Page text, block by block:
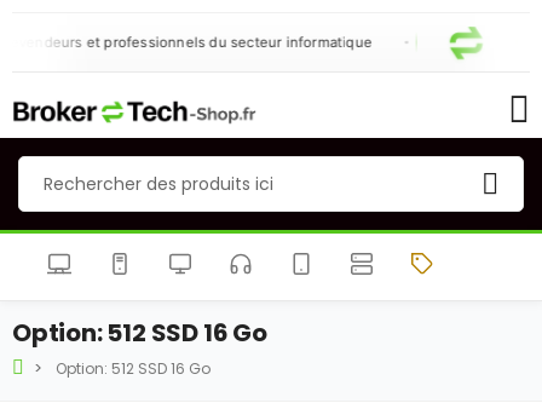
et professionnels du secteur informatique
Option: 512 SSD 16 Go
Option: 512 SSD 16 Go